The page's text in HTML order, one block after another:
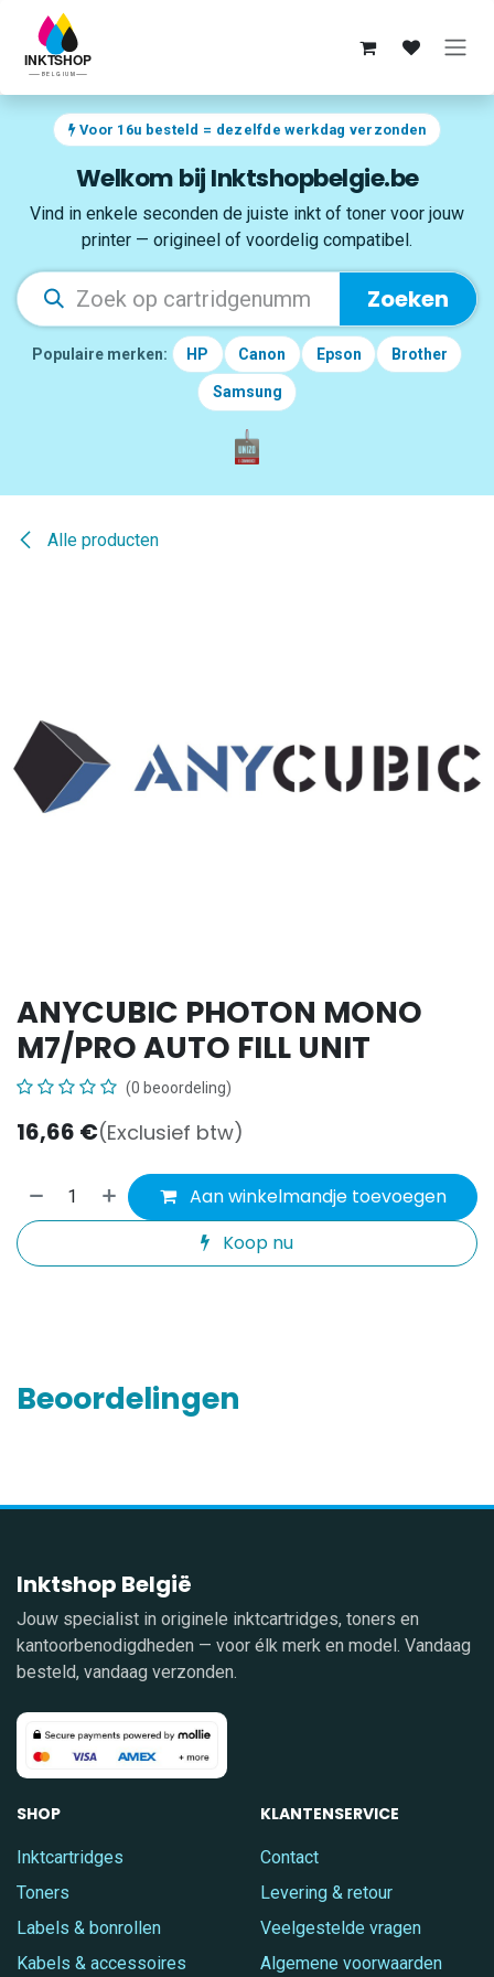
Overslaan naar inhoud
Voor 16u besteld = dezelfde werkdag verzonden
Welkom bij Inktshopbelgie.be
Vind in enkele seconden de juiste inkt of toner voor jouw
printer — origineel of voordelig compatibel.
Zoeken
Populaire merken: HP Canon Epson Brother
Samsung
Alle producten
ANYCUBIC PHOTON MONO
M7/PRO AUTO FILL UNIT
(0 beoordeling)
16,66 €(Exclusief btw)
Aan winkelmandje toevoegen
Koop nu
Beoordelingen
Inktshop België
Jouw specialist in originele inktcartridges, toners en
kantoorbenodigdheden — voor élk merk en model. Vandaag
besteld, vandaag verzonden.
SHOP
Inktcartridges
Toners
Labels & bonrollen
Kabels & accessoires
KLANTENSERVICE
Contact
Levering & retour
Veelgestelde vragen
Algemene voorwaarden